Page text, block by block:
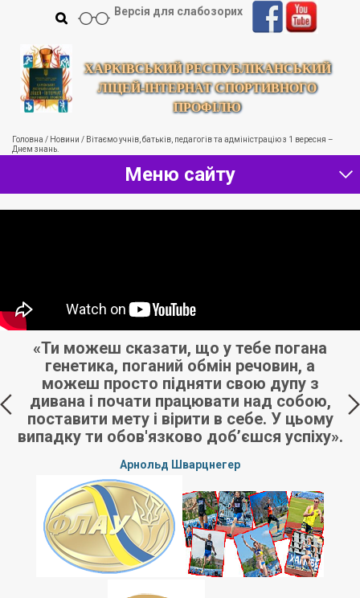
ХАРКІВСЬКИЙ РЕСПУБЛІКАНСЬКИЙ
ЛІЦЕЙ-ІНТЕРНАТ СПОРТИВНОГО
ПРОФІЛЮ
Версія для слабозорих
Головна / Новини / Вітаємо учнів, батьків, педагогів та адміністрацію з 1 вересня –
Днем знань.
Меню сайту
«Ти можеш сказати, що у тебе погана
генетика, поганий обмін речовин, а
можеш просто підняти свою дупу з
дивана і почати працювати над собою,
поставити мету і вірити в себе. У цьому
випадку ти обов'язково доб’єшся успіху».
Арнольд Шварцнегер